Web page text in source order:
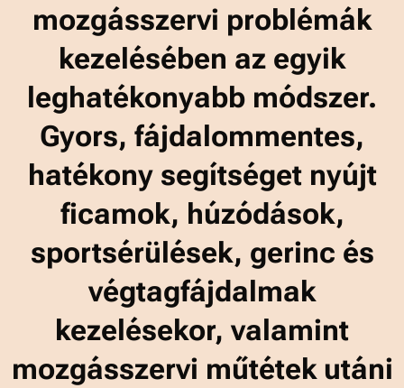
mozgásszervi problémák
kezelésében az egyik
leghatékonyabb módszer.
Gyors, fájdalommentes,
hatékony segítséget nyújt
ficamok, húzódások,
sportsérülések, gerinc és
végtagfájdalmak
kezelésekor, valamint
mozgásszervi műtétek utáni